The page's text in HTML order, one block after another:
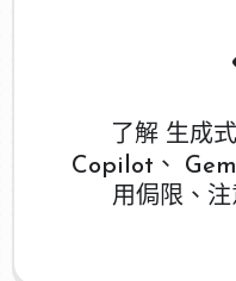
了解 生成
Copilot、
用侷限、